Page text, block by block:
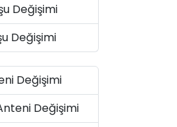
Değişimi
Değişimi
Değişimi
Değişimi